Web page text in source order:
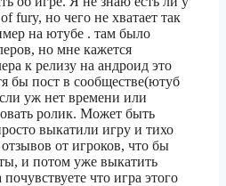
fury, но чего не хватает так
на ютубе . там было
но мне кажется
к релизу на андроид это
бы пост в сообществе(ютуб
уж нет времени или
ролик. Может быть
выкатили игру и тихо
от игроков, что бы
и потом уже выкатить
что игра этого